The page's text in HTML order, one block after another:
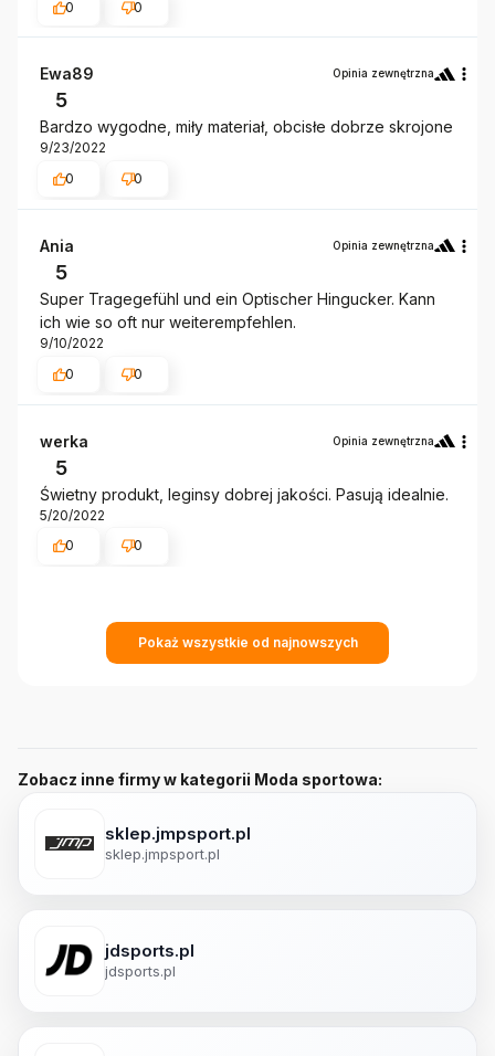
0
0
Ewa89 Opinia zewnętrzna
5
Bardzo wygodne, miły materiał, obcisłe dobrze skrojone
9/23/2022
0
0
Ania Opinia zewnętrzna
5
Super Tragegefühl und ein Optischer Hingucker. Kann
ich wie so oft nur weiterempfehlen.
9/10/2022
0
0
werka Opinia zewnętrzna
5
Świetny produkt, leginsy dobrej jakości. Pasują idealnie.
5/20/2022
0
0
Pokaż wszystkie od najnowszych
Zobacz inne firmy w kategorii Moda sportowa:
sklep.jmpsport.pl
sklep.jmpsport.pl
jdsports.pl
jdsports.pl